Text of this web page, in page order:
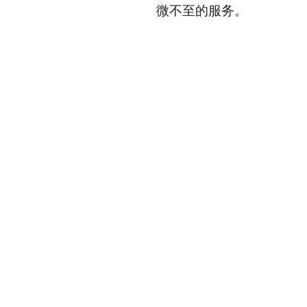
微不至的服务。